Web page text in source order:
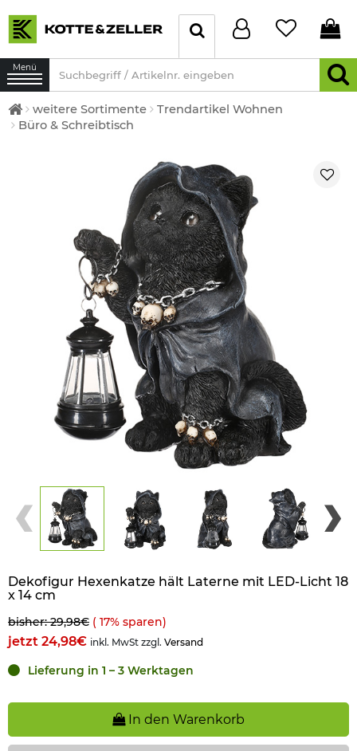
Menü
weitere Sortimente
Trendartikel Wohnen
Büro & Schreibtisch
Dekofigur Hexenkatze hält Laterne mit LED-Licht 18
x 14 cm
bisher: 29,98€ ( 17% sparen)
jetzt 24,98€ inkl. MwSt zzgl. Versand
Lieferung in 1 – 3 Werktagen
In den Warenkorb